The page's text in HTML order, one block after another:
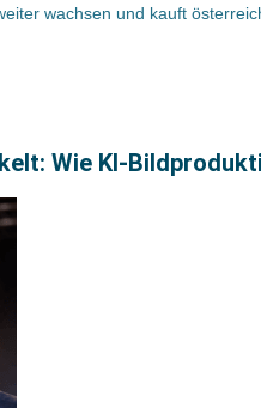
wachsen und kauft
Wie KI-